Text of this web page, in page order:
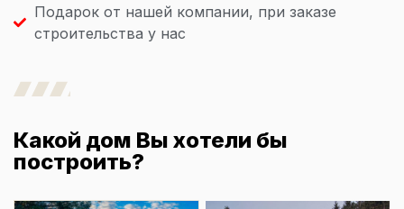
Подарок от нашей компании, при заказе
строительства у нас
Какой дом Вы хотели бы
построить?